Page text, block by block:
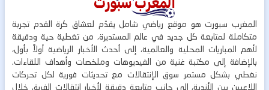
المغرب سبورت هو موقع رياضي شامل يقدّم لعشاق كرة القدم تجربة
متكاملة لمتابعة كل جديد في عالم المستديرة، من تغطية حية ودقيقة
لأهم المباريات المحلية والعالمية، إلى أحدث الأخبار الرياضية أولاً بأول،
بالإضافة إلى مكتبة غنية من الفيديوهات وملخصات وأهداف اللقاءات.
نغطي بشكل مستمر سوق الإنتقالات مع تحديثات فورية لكل تحركات
اللاعبين بين الأندية، إلى جانب متابعة دقيقة لأخبار انتقالات الفريق خلال